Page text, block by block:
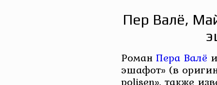
Пер Валё,
Роман Пера Валё
эшафот» (в
polisen», также